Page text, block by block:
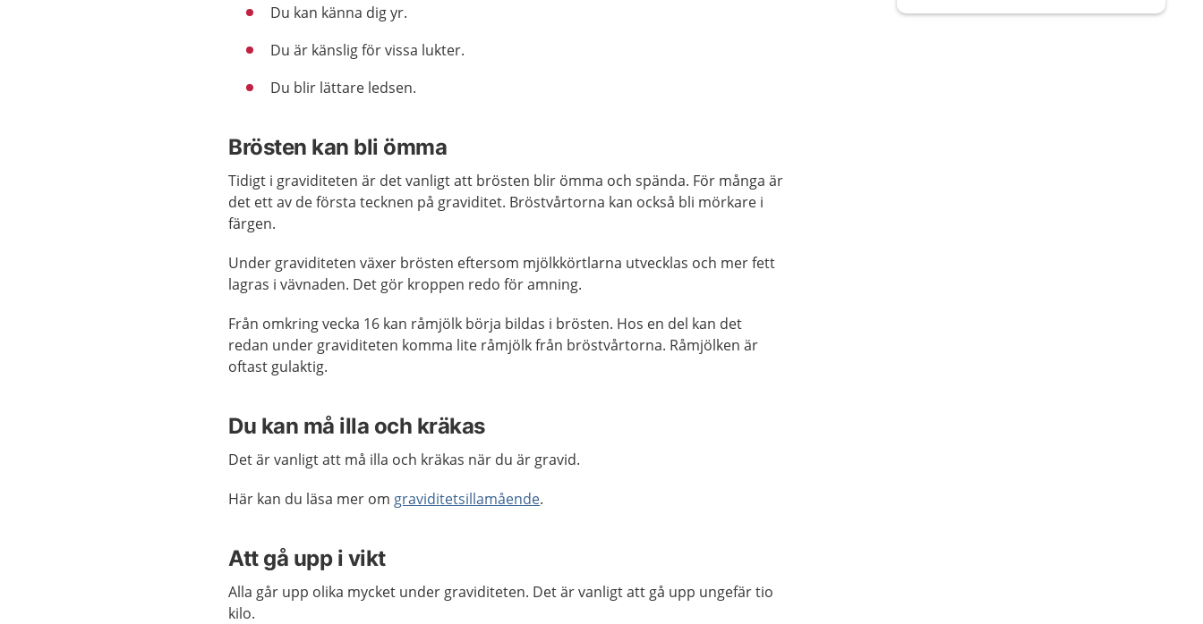
Du kan känna dig yr.
Du är känslig för vissa lukter.
Du blir lättare ledsen.
Brösten kan bli ömma
Tidigt i graviditeten är det vanligt att brösten blir ömma och spända. För många är
det ett av de första tecknen på graviditet. Bröstvårtorna kan också bli mörkare i
färgen.
Under graviditeten växer brösten eftersom mjölkkörtlarna utvecklas och mer fett
lagras i vävnaden. Det gör kroppen redo för amning.
Från omkring vecka 16 kan råmjölk börja bildas i brösten. Hos en del kan det
redan under graviditeten komma lite råmjölk från bröstvårtorna. Råmjölken är
oftast gulaktig.
Du kan må illa och kräkas
Det är vanligt att må illa och kräkas när du är gravid.
Här kan du läsa mer om graviditetsillamående.
Att gå upp i vikt
Alla går upp olika mycket under graviditeten. Det är vanligt att gå upp ungefär tio
kilo.